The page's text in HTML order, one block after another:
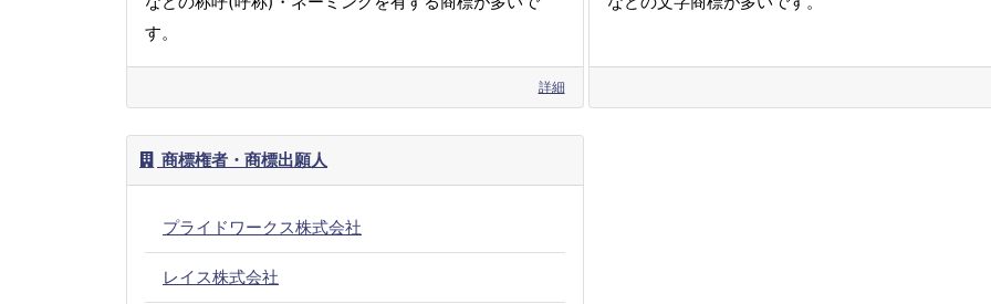
す。
詳細
商標権者・商標出願人
プライドワークス株式会社
レイス株式会社